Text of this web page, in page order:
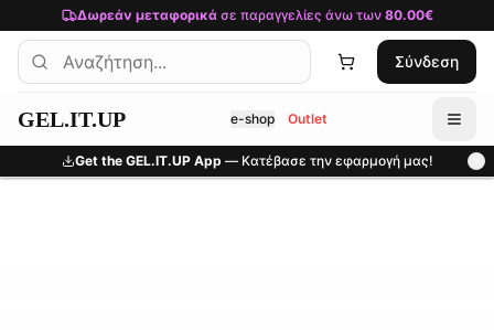
Μετάβαση στο κύριο περιεχόμενο
Δωρεάν μεταφορικάσε παραγγελίες άνω των 80.00€
Σύνδεση
GEL.IT.UP e-shop Outlet
Get the GEL.IT.UP App — Κατέβασε την εφαρμογή μας!